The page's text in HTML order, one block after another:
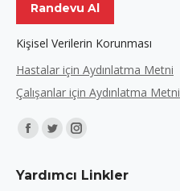
Randevu Al
Kişisel Verilerin Korunması
Hastalar için Aydınlatma Metni
Çalışanlar için Aydınlatma Metni
Find us on:
Facebook
opens
Twitter
opens
Instagram
opens
Yardımcı Linkler